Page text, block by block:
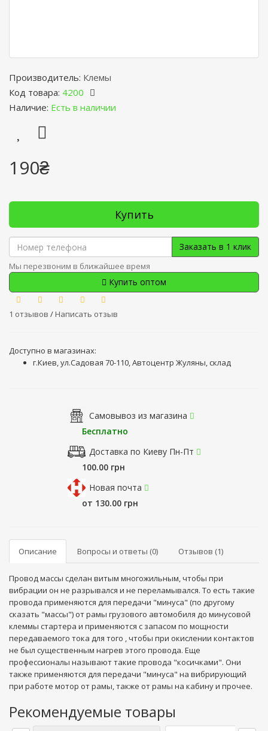
Производитель: Клемы
Код товара: 4200
Наличие: Есть в наличии
190₴
Купить
Заказать в 1 клик
Мы перезвоним в ближайшее время
Купить оптом
1 отзывов / Написать отзыв
Доступно в магазинах:
г.Киев, ул.Садовая 70-110, Автоцентр Жуляны, склад
Самовывоз из магазина
Бесплатно
Доставка по Киеву Пн-Пт
100.00 грн
Новая почта
от 130.00 грн
Описание Вопросы и ответы (0) Отзывов (1)
Провод массы сделан витым многожильным, чтобы при
вибрации он не разрывался и не переламывался. То есть такие
провода применяются для передачи "минуса" (по другому
сказать "массы") от рамы грузового автомобиля до минусовой
клеммы стартера и применяются с запасом по мощности
передаваемого тока для того , чтобы при окислении контактов
не был существенным нагрев этого провода. Еще
профессионалы называют такие провода "косичками". Они
также применяются для передачи "минуса" на вибрирующий
при работе мотор от рамы, также от рамы на кабину и прочее.
Рекомендуемые товары